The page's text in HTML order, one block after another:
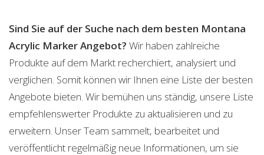
Sind Sie auf der Suche nach dem besten Montana
Acrylic MarkerAngebot? Wir haben zahlreiche
Produkte auf dem Markt recherchiert, analysiert und
verglichen. Somit können wir Ihnen eine Liste der besten
Angebote bieten. Wir bemühen uns ständig, unsere Liste
empfehlenswerter Produkte zu aktualisieren und zu
erweitern. Unser Team sammelt, bearbeitet und
veröffentlicht regelmäßig neue Informationen, um sie